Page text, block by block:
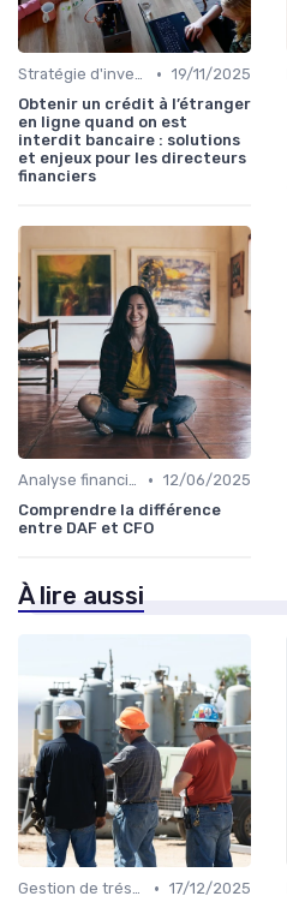
Stratégie d'investissement • 19/11/2025
Obtenir un crédit à l’étranger
en ligne quand on est
interdit bancaire : solutions
et enjeux pour les directeurs
financiers
Analyse financière • 12/06/2025
Comprendre la différence
entre DAF et CFO
À lire aussi
Gestion de trésorerie • 17/12/2025